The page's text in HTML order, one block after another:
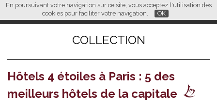
En poursuivant votre navigation sur ce site, vous acceptez l'utilisation des
cookies pour faciliter votre navigation.
OK
FR EN CN
L M
COLLECTION
Hôtels 4 étoiles à Paris : 5 des
meilleurs hôtels de la capitale